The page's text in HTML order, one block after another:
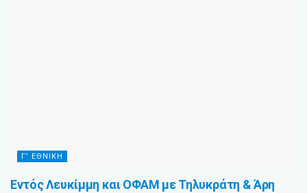
Γ’ ΕΘΝΙΚΉ
Εντός Λευκίμμη και ΟΦΑΜ με Τηλυκράτη & Άρη